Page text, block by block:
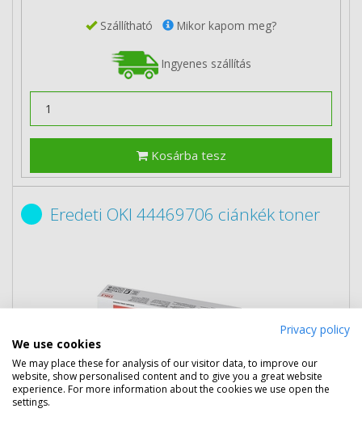
Szállítható Mikor kapom meg?
Ingyenes szállítás
Kosárba tesz
Eredeti OKI 44469706 ciánkék toner
Privacy policy
We use cookies
We may place these for analysis of our visitor data, to improve our
website, show personalised content and to give you a great website
experience. For more information about the cookies we use open the
settings.